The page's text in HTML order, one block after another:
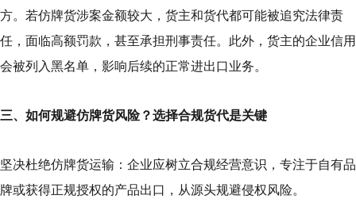
方。若仿牌货涉案金额较大，货主和货代都可能被追究法律责
任，面临高额罚款，甚至承担刑事责任。此外，货主的企业信用
会被列入黑名单，影响后续的正常进出口业务。
三、如何规避仿牌货风险？选择合规货代是关键
坚决杜绝仿牌货运输：企业应树立合规经营意识，专注于自有品
牌或获得正规授权的产品出口，从源头规避侵权风险。